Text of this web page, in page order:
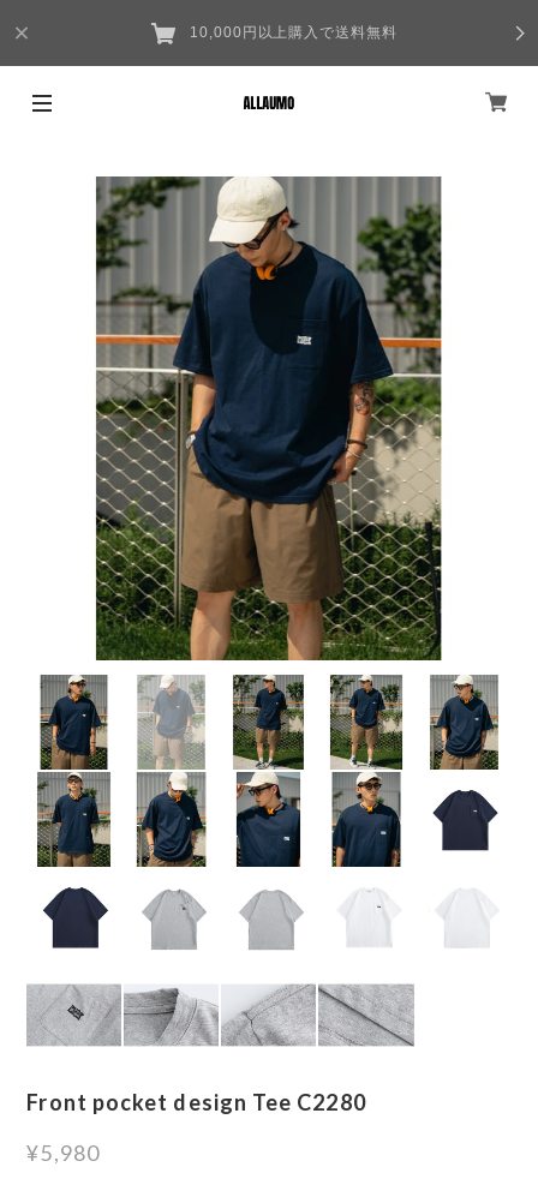
10,000円以上購入で送料無料
Front pocket design Tee C2280
¥5,980